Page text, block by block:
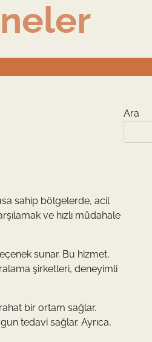
sahip bölgelerde, acil
ve hızlı müdahale
sunar. Bu hizmet,
şirketleri, deneyimli
bir ortam sağlar.
tedavi sağlar. Ayrıca,
Ara